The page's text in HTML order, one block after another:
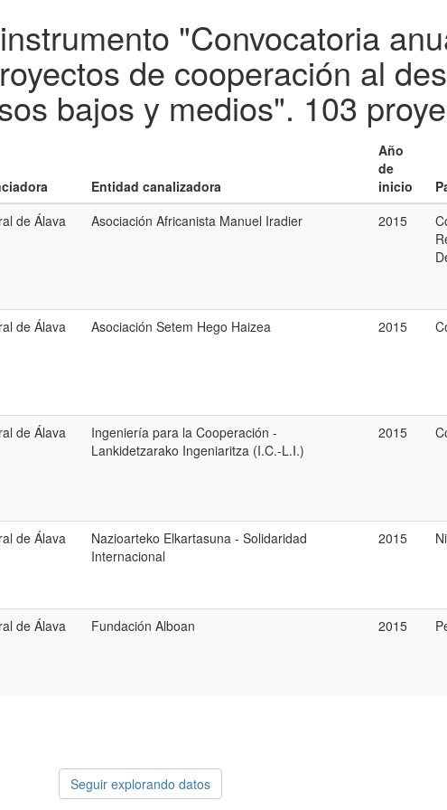
"Convocatoria
de cooperación al
bajos y medios". 103
Entidad canalizadora
Año
de
inicio
de Álava Asociación Africanista Manuel Iradier 2015
de Álava Asociación Setem Hego Haizea 2015
de Álava
Ingeniería para la Cooperación -
Lankidetzarako Ingeniaritza (I.C.-L.I.)
2015
de Álava
Nazioarteko Elkartasuna - Solidaridad
Internacional
2015
de Álava Fundación Alboan 2015
Seguir explorando datos